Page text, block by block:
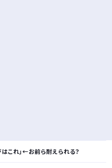
はこれ」←お前ら耐えられる？